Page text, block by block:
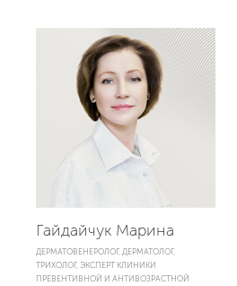
Гайдайчук Марина
ДЕРМАТОВЕНЕРОЛОГ, ДЕРМАТОЛОГ,
ТРИХОЛОГ, ЭКСПЕРТ КЛИНИКИ
ПРЕВЕНТИВНОЙ И АНТИВОЗРАСТНОЙ